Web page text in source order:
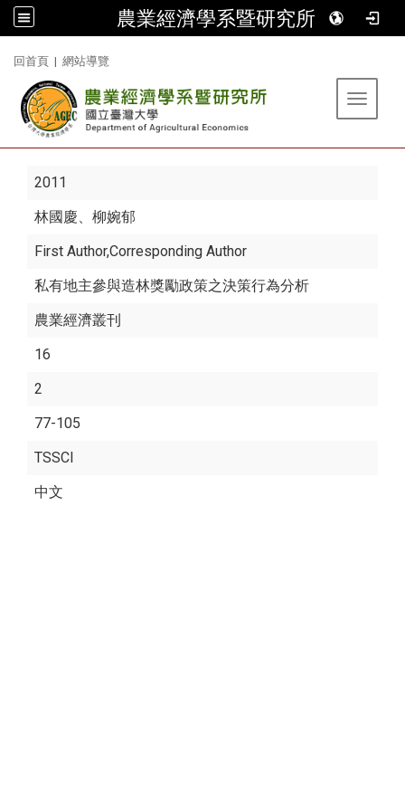
農業經濟學系暨研究所
回首頁 | 網站導覽
Toggle
2011
林國慶、柳婉郁
First Author,Corresponding Author
私有地主參與造林獎勵政策之決策行為分析
農業經濟叢刊
16
2
77-105
TSSCI
中文